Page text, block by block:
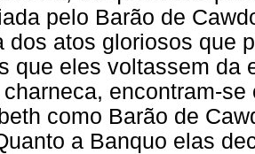
pelo Barão de
dos atos gloriosos que
que eles voltassem da
charneca, encontram-
como Barão de
a Banquo elas